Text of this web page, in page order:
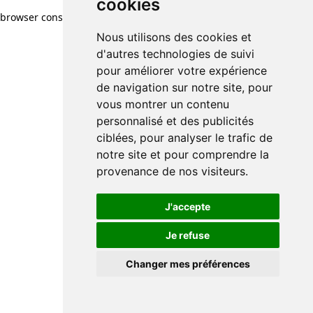
cookies
Nous utilisons des cookies et
d'autres technologies de suivi
pour améliorer votre expérience
de navigation sur notre site, pour
vous montrer un contenu
personnalisé et des publicités
ciblées, pour analyser le trafic de
notre site et pour comprendre la
provenance de nos visiteurs.
J'accepte
Je refuse
Changer mes préférences
cookies
Nous utilisons des cookies et
d'autres technologies de suivi
pour améliorer votre expérience
de navigation sur notre site, pour
vous montrer un contenu
personnalisé et des publicités
ciblées, pour analyser le trafic de
notre site et pour comprendre la
provenance de nos visiteurs.
J'accepte
Je refuse
Changer mes préférences
browser console for more information)